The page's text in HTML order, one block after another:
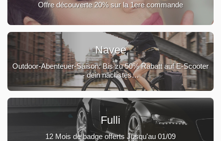
Fulli
12 Mois de badge offerts Jusqu'au 01/09
Navee
Outdoor-Abenteuer-Saison: Bis zu 50% Rabatt auf E-Scooter
- dein nächstes…
Offre découverte 20% sur la 1ere commande